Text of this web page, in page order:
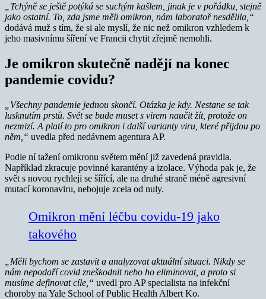
„Tchýně se ještě potýká se suchým kašlem, jinak je v pořádku, stejně
jako ostatní. To, zda jsme měli omikron, nám laboratoř nesdělila,“
dodává muž s tím, že si ale myslí, že nic než omikron vzhledem k
jeho masivnímu šíření ve Francii chytit zřejmě nemohli.
Je omikron skutečně nadějí na konec
pandemie covidu?
„Všechny pandemie jednou skončí. Otázka je kdy. Nestane se tak
lusknutím prstů. Svět se bude muset s virem naučit žít, protože on
nezmizí. A platí to pro omikron i další varianty viru, které přijdou po
něm,“ uvedla před nedávnem agentura AP.
Podle ní tažení omikronu světem mění již zavedená pravidla.
Například zkracuje povinné karantény a izolace. Výhoda pak je, že
svět s novou rychleji se šířící, ale na druhé straně méně agresivní
mutací koronaviru, nebojuje zcela od nuly.
Omikron mění léčbu covidu-19 jako
takového
„Měli bychom se zastavit a analyzovat aktuální situaci. Nikdy se
nám nepodaří covid zneškodnit nebo ho eliminovat, a proto si
musíme definovat cíle,“ uvedl pro AP specialista na infekční
choroby na Yale School of Public Health Albert Ko.